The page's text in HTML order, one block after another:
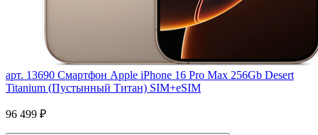
арт. 13690 Смартфон Apple iPhone 16 Pro Max 256Gb Desert
Titanium (Пустынный Титан) SIM+eSIM
96 499 ₽